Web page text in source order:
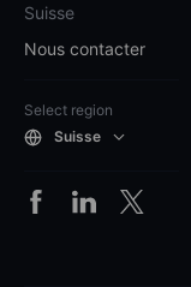
Suisse
Nous contacter
Select region
Suisse